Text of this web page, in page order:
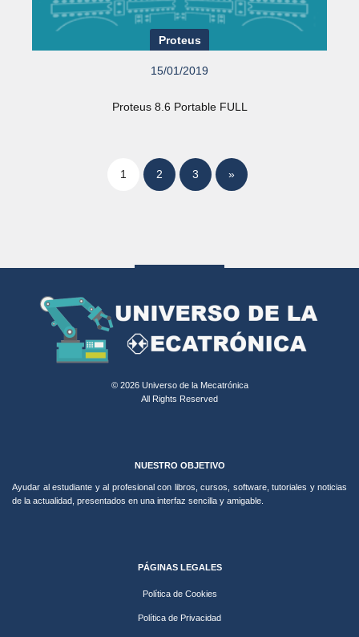
Proteus
15/01/2019
Proteus 8.6 Portable FULL
1 2 3 »
© 2026 Universo de la Mecatrónica
All Rights Reserved
NUESTRO OBJETIVO
Ayudar al estudiante y al profesional con libros, cursos, software, tutoriales y noticias
de la actualidad, presentados en una interfaz sencilla y amigable.
PÁGINAS LEGALES
Política de Cookies
Política de Privacidad